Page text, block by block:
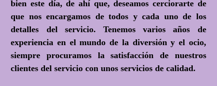
bien este día, de ahí que, deseamos cerciorarte de
que nos encargamos de todos y cada uno de los
detalles del servicio. Tenemos varios años de
experiencia en el mundo de la diversión y el ocio,
siempre procuramos la satisfacción de nuestros
clientes del servicio con unos servicios de calidad.